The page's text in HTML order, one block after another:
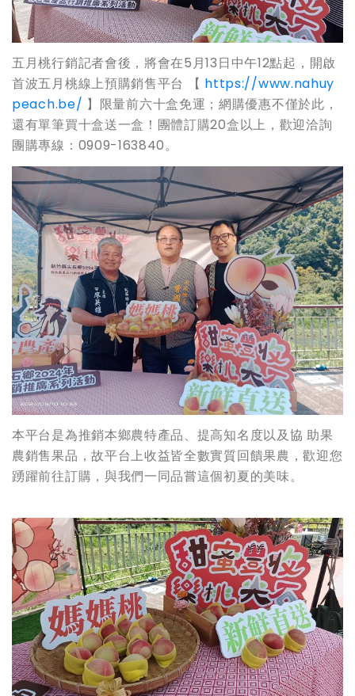
五月桃行銷記者會後，將會在5月13日中午12點起，開啟
首波五月桃線上預購銷售平台 【 https://www.nahuy
peach.be/ 】限量前六十盒免運；網購優惠不僅於此，
還有單筆買十盒送一盒！團體訂購20盒以上，歡迎洽詢
團購專線：0909-163840。
本平台是為推銷本鄉農特產品、提高知名度以及協 助果
農銷售果品，故平台上收益皆全數實質回饋果農，歡迎您
踴躍前往訂購，與我們一同品嘗這個初夏的美味。